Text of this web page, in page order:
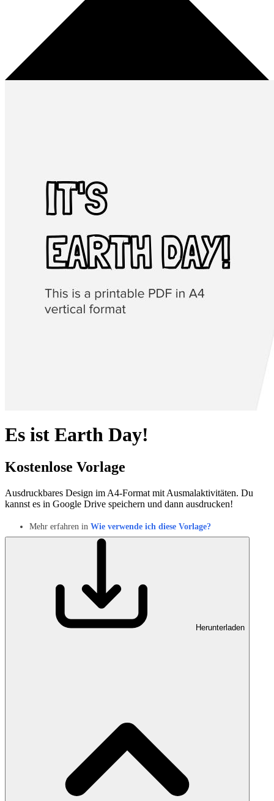
Es ist Earth Day!
Kostenlose Vorlage
Ausdruckbares Design im A4-Format mit Ausmalaktivitäten. Du
kannst es in Google Drive speichern und dann ausdrucken!
Mehr erfahren in Wie verwende ich diese Vorlage?
Herunterladen